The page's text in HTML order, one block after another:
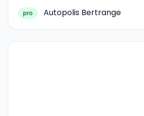
pro Autopolis Bertrange